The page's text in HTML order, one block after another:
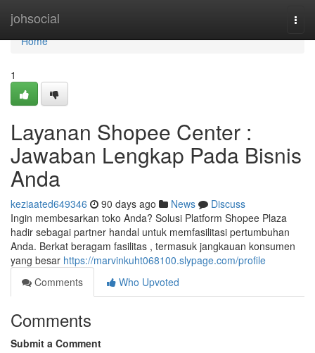
johsocial
Home
Home
1
Layanan Shopee Center :
Jawaban Lengkap Pada Bisnis
Anda
keziaated649346 90 days ago News
Discuss
Ingin membesarkan toko Anda? Solusi Platform Shopee Plaza
hadir sebagai partner handal untuk memfasilitasi pertumbuhan
Anda. Berkat beragam fasilitas , termasuk jangkauan konsumen
yang besar https://marvinkuht068100.slypage.com/profile
Comments
Who Upvoted
Comments
Submit a Comment